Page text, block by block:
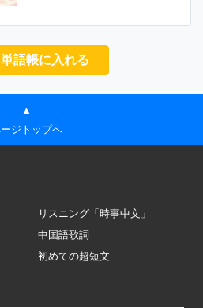
語帳に入れる
▲
ジトップへ
リスニング「時事中文」
中国語歌詞
初めての超短文